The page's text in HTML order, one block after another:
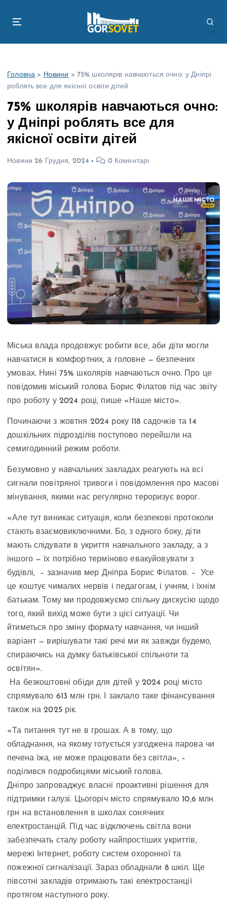
Головна > Новини > 75% школярів навчаються очно: у Дніпрі
роблять все для якісної освіти дітей
75% школярів навчаються очно:
у Дніпрі роблять все для
якісної освіти дітей
Новини 26 Грудня, 2024 0 Коментарі
Міська влада продовжує робити все, аби діти могли
навчатися в комфортних, а головне — безпечних
умовах. Нині 75% школярів навчаються очно. Про це
повідомив міський голова Борис Філатов під час звіту
про роботу у 2024 році, пише «Наше місто».
Починаючи з жовтня 2024 року 118 садочків та 14
дошкільних підрозділів поступово перейшли на
семигодинний режим роботи.
Безумовно у навчальних закладах реагують на всі
сигнали повітряної тривоги і повідомлення про масові
мінування, якими нас регулярно тероризує ворог.
«Але тут виникає ситуація, коли безпекові протоколи
стають взаємовиключними. Бо, з одного боку, діти
мають слідувати в укриття навчального закладу, а з
іншого — їх потрібно терміново евакуйовувати з
будівлі, – зазначив мер Дніпра Борис Філатов. – Усе
це коштує чималих нервів і педагогам, і учням, і їхнім
батькам. Тому ми продовжуємо спільну дискусію щодо
того, який вихід може бути з цієї ситуації. Чи
йтиметься про зміну формату навчання, чи інший
варіант — вирішувати такі речі ми як завжди будемо,
спираючись на думку батьківської спільноти та
освітян».
На безкоштовні обіди для дітей у 2024 році місто
спрямувало 613 млн грн. І заклало таке фінансування
також на 2025 рік.
«Та питання тут не в грошах. А в тому, що
обладнання, на якому готується узгоджена парова чи
печена їжа, не може працювати без світла», –
поділився подробицями міський голова.
Дніпро запроваджує власні проактивні рішення для
підтримки галузі. Цьогоріч місто спрямувало 10,6 млн
грн на встановлення в школах сонячних
електростанцій. Під час відключень світла вони
забезпечать сталу роботу найпростіших укриттів,
мережі Інтернет, роботу систем охоронної та
пожежної сигналізації. Зараз обладнали 8 шкіл. Ще
півсотні закладів отримають такі електростанції
протягом наступного року.